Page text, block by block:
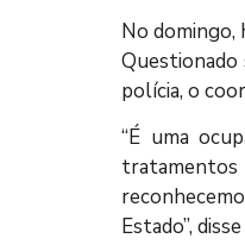
No
Questionado
polícia, o
“É uma
Estado”,